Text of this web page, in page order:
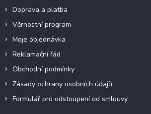
Doprava a platba
Věrnostní program
Moje objednávka
Reklamační řád
Obchodní podmínky
Zásady ochrany osobních údajů
Formulář pro odstoupení od smlouvy